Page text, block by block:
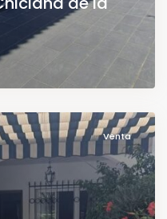
Venta